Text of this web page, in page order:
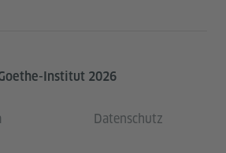
Institut 2026
Datenschutz